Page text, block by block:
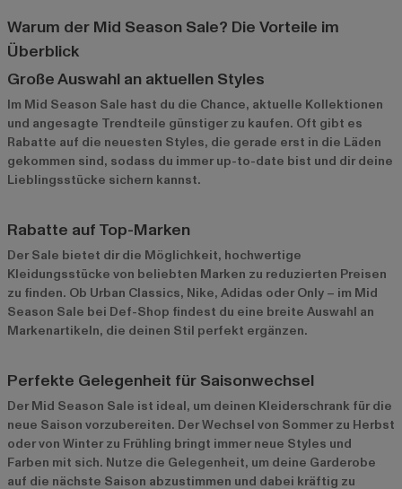
Warum der Mid Season Sale? Die Vorteile im
Überblick
Große Auswahl an aktuellen Styles
Im Mid Season Sale hast du die Chance, aktuelle Kollektionen
und angesagte Trendteile günstiger zu kaufen. Oft gibt es
Rabatte auf die neuesten Styles, die gerade erst in die Läden
gekommen sind, sodass du immer up-to-date bist und dir deine
Lieblingsstücke sichern kannst.
Rabatte auf Top-Marken
Der Sale bietet dir die Möglichkeit, hochwertige
Kleidungsstücke von beliebten Marken zu reduzierten Preisen
zu finden. Ob Urban Classics, Nike, Adidas oder Only – im Mid
Season Sale bei Def-Shop findest du eine breite Auswahl an
Markenartikeln, die deinen Stil perfekt ergänzen.
Perfekte Gelegenheit für Saisonwechsel
Der Mid Season Sale ist ideal, um deinen Kleiderschrank für die
neue Saison vorzubereiten. Der Wechsel von Sommer zu Herbst
oder von Winter zu Frühling bringt immer neue Styles und
Farben mit sich. Nutze die Gelegenheit, um deine Garderobe
auf die nächste Saison abzustimmen und dabei kräftig zu